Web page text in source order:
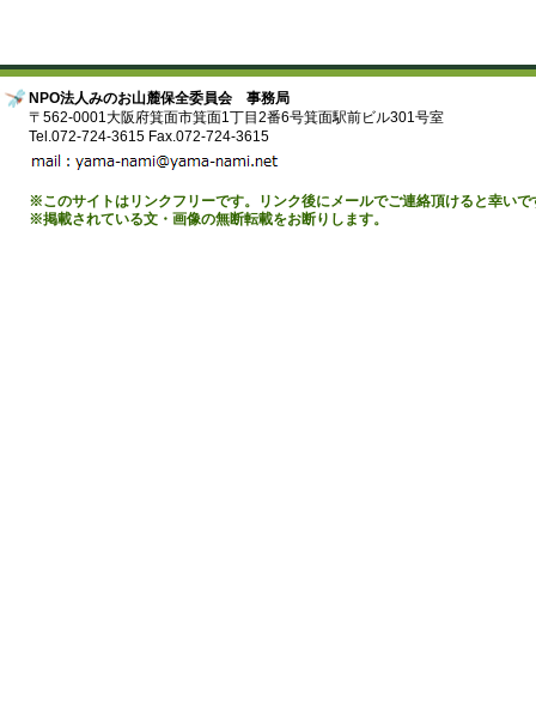
NPO法人みのお山麓保全委員会 事務局
〒562-0001大阪府箕面市箕面1丁目2番6号箕面駅前ビル301号室
Tel.072-724-3615 Fax.072-724-3615
※このサイトはリンクフリーです。リンク後にメールでご連絡頂けると幸いで
※掲載されている文・画像の無断転載をお断りします。